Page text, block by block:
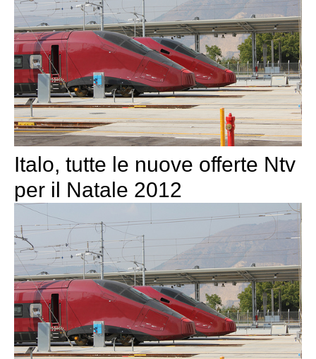
Italo, tutte le nuove offerte Ntv
per il Natale 2012